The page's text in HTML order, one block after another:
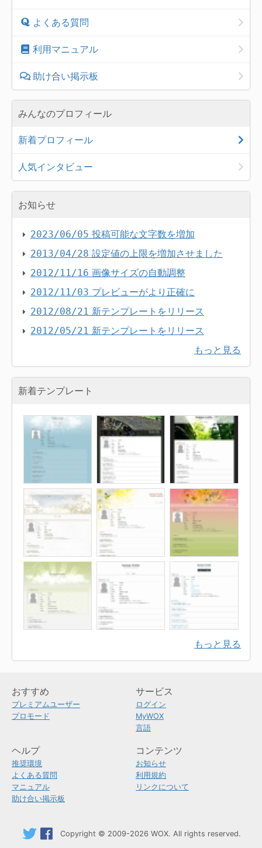
よくある質問
利用マニュアル
助け合い掲示板
みんなのプロフィール
新着プロフィール
人気インタビュー
お知らせ
2023/06/05 投稿可能な文字数を増加
2013/04/28 設定値の上限を増加させました
2012/11/16 画像サイズの自動調整
2012/11/03 プレビューがより正確に
2012/08/21 新テンプレートをリリース
2012/05/21 新テンプレートをリリース
もっと見る
新着テンプレート
もっと見る
おすすめ
プレミアムユーザー
プロモード
サービス
ログイン
MyWOX
言語
ヘルプ
推奨環境
よくある質問
マニュアル
助け合い掲示板
コンテンツ
お知らせ
利用規約
リンクについて
Copyright © 2009-2026 WOX. All rights reserved.